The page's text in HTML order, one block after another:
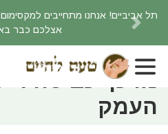
אצלכם כבר
Next
ראשי חומרי ניקוי אקולוגיים
העמק